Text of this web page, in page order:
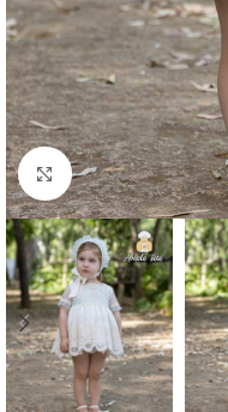
Clique para aumentar